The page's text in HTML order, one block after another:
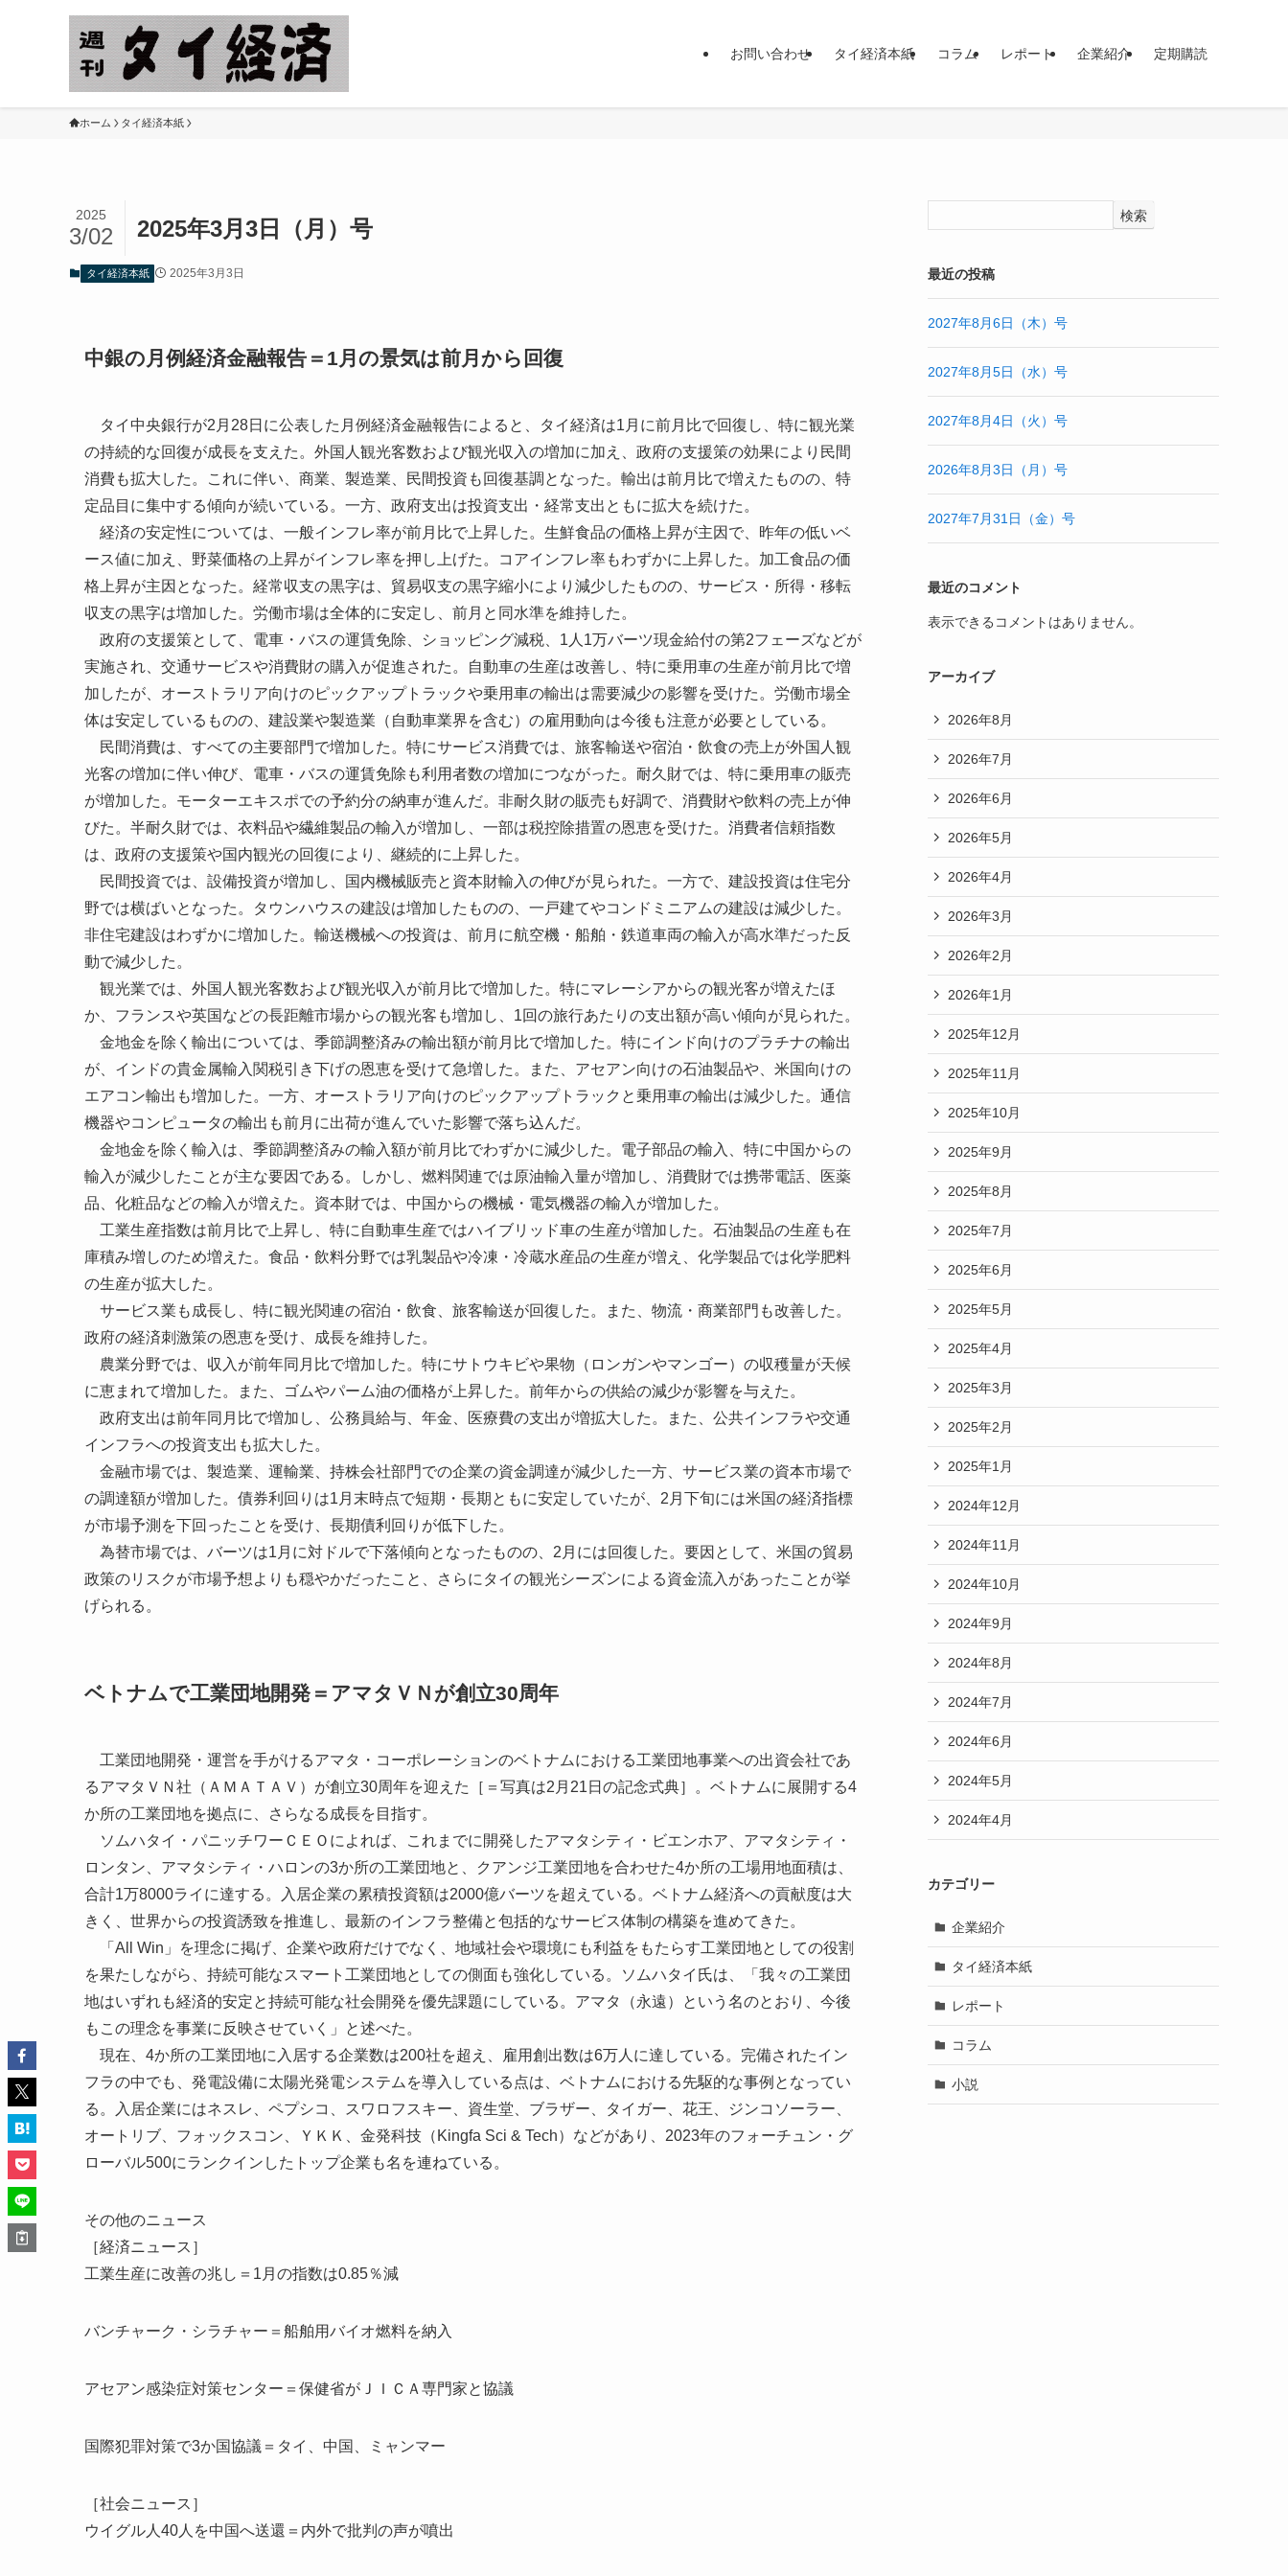
お問い合わせ タイ経済本紙 コラム レポート 企業紹介 定期購読
ホーム タイ経済本紙
2025年3月3日（月）号
2025
3/02
タイ経済本紙 2025年3月3日
中銀の月例経済金融報告＝1月の景気は前月から回復
タイ中央銀行が2月28日に公表した月例経済金融報告によると、タイ経済は1月に前月比で回復し、特に観光業
の持続的な回復が成長を支えた。外国人観光客数および観光収入の増加に加え、政府の支援策の効果により民間
消費も拡大した。これに伴い、商業、製造業、民間投資も回復基調となった。輸出は前月比で増えたものの、特
定品目に集中する傾向が続いている。一方、政府支出は投資支出・経常支出ともに拡大を続けた。
経済の安定性については、一般インフレ率が前月比で上昇した。生鮮食品の価格上昇が主因で、昨年の低いベ
ース値に加え、野菜価格の上昇がインフレ率を押し上げた。コアインフレ率もわずかに上昇した。加工食品の価
格上昇が主因となった。経常収支の黒字は、貿易収支の黒字縮小により減少したものの、サービス・所得・移転
収支の黒字は増加した。労働市場は全体的に安定し、前月と同水準を維持した。
政府の支援策として、電車・バスの運賃免除、ショッピング減税、1人1万バーツ現金給付の第2フェーズなどが
実施され、交通サービスや消費財の購入が促進された。自動車の生産は改善し、特に乗用車の生産が前月比で増
加したが、オーストラリア向けのピックアップトラックや乗用車の輸出は需要減少の影響を受けた。労働市場全
体は安定しているものの、建設業や製造業（自動車業界を含む）の雇用動向は今後も注意が必要としている。
民間消費は、すべての主要部門で増加した。特にサービス消費では、旅客輸送や宿泊・飲食の売上が外国人観
光客の増加に伴い伸び、電車・バスの運賃免除も利用者数の増加につながった。耐久財では、特に乗用車の販売
が増加した。モーターエキスポでの予約分の納車が進んだ。非耐久財の販売も好調で、消費財や飲料の売上が伸
びた。半耐久財では、衣料品や繊維製品の輸入が増加し、一部は税控除措置の恩恵を受けた。消費者信頼指数
は、政府の支援策や国内観光の回復により、継続的に上昇した。
民間投資では、設備投資が増加し、国内機械販売と資本財輸入の伸びが見られた。一方で、建設投資は住宅分
野では横ばいとなった。タウンハウスの建設は増加したものの、一戸建てやコンドミニアムの建設は減少した。
非住宅建設はわずかに増加した。輸送機械への投資は、前月に航空機・船舶・鉄道車両の輸入が高水準だった反
動で減少した。
観光業では、外国人観光客数および観光収入が前月比で増加した。特にマレーシアからの観光客が増えたほ
か、フランスや英国などの長距離市場からの観光客も増加し、1回の旅行あたりの支出額が高い傾向が見られた。
金地金を除く輸出については、季節調整済みの輸出額が前月比で増加した。特にインド向けのプラチナの輸出
が、インドの貴金属輸入関税引き下げの恩恵を受けて急増した。また、アセアン向けの石油製品や、米国向けの
エアコン輸出も増加した。一方、オーストラリア向けのピックアップトラックと乗用車の輸出は減少した。通信
機器やコンピュータの輸出も前月に出荷が進んでいた影響で落ち込んだ。
金地金を除く輸入は、季節調整済みの輸入額が前月比でわずかに減少した。電子部品の輸入、特に中国からの
輸入が減少したことが主な要因である。しかし、燃料関連では原油輸入量が増加し、消費財では携帯電話、医薬
品、化粧品などの輸入が増えた。資本財では、中国からの機械・電気機器の輸入が増加した。
工業生産指数は前月比で上昇し、特に自動車生産ではハイブリッド車の生産が増加した。石油製品の生産も在
庫積み増しのため増えた。食品・飲料分野では乳製品や冷凍・冷蔵水産品の生産が増え、化学製品では化学肥料
の生産が拡大した。
サービス業も成長し、特に観光関連の宿泊・飲食、旅客輸送が回復した。また、物流・商業部門も改善した。
政府の経済刺激策の恩恵を受け、成長を維持した。
農業分野では、収入が前年同月比で増加した。特にサトウキビや果物（ロンガンやマンゴー）の収穫量が天候
に恵まれて増加した。また、ゴムやパーム油の価格が上昇した。前年からの供給の減少が影響を与えた。
政府支出は前年同月比で増加し、公務員給与、年金、医療費の支出が増拡大した。また、公共インフラや交通
インフラへの投資支出も拡大した。
金融市場では、製造業、運輸業、持株会社部門での企業の資金調達が減少した一方、サービス業の資本市場で
の調達額が増加した。債券利回りは1月末時点で短期・長期ともに安定していたが、2月下旬には米国の経済指標
が市場予測を下回ったことを受け、長期債利回りが低下した。
為替市場では、バーツは1月に対ドルで下落傾向となったものの、2月には回復した。要因として、米国の貿易
政策のリスクが市場予想よりも穏やかだったこと、さらにタイの観光シーズンによる資金流入があったことが挙
げられる。
ベトナムで工業団地開発＝アマタＶＮが創立30周年
工業団地開発・運営を手がけるアマタ・コーポレーションのベトナムにおける工業団地事業への出資会社であ
るアマタＶＮ社（ＡＭＡＴＡＶ）が創立30周年を迎えた［＝写真は2月21日の記念式典］。ベトナムに展開する4
か所の工業団地を拠点に、さらなる成長を目指す。
ソムハタイ・パニッチワーＣＥＯによれば、これまでに開発したアマタシティ・ビエンホア、アマタシティ・
ロンタン、アマタシティ・ハロンの3か所の工業団地と、クアンジ工業団地を合わせた4か所の工場用地面積は、
合計1万8000ライに達する。入居企業の累積投資額は2000億バーツを超えている。ベトナム経済への貢献度は大
きく、世界からの投資誘致を推進し、最新のインフラ整備と包括的なサービス体制の構築を進めてきた。
「All Win」を理念に掲げ、企業や政府だけでなく、地域社会や環境にも利益をもたらす工業団地としての役割
を果たしながら、持続可能なスマート工業団地としての側面も強化している。ソムハタイ氏は、「我々の工業団
地はいずれも経済的安定と持続可能な社会開発を優先課題にしている。アマタ（永遠）という名のとおり、今後
もこの理念を事業に反映させていく」と述べた。
現在、4か所の工業団地に入居する企業数は200社を超え、雇用創出数は6万人に達している。完備されたイン
フラの中でも、発電設備に太陽光発電システムを導入している点は、ベトナムにおける先駆的な事例となってい
る。入居企業にはネスレ、ペプシコ、スワロフスキー、資生堂、ブラザー、タイガー、花王、ジンコソーラー、
オートリブ、フォックスコン、ＹＫＫ、金発科技（Kingfa Sci & Tech）などがあり、2023年のフォーチュン・グ
ローバル500にランクインしたトップ企業も名を連ねている。
その他のニュース
［経済ニュース］
工業生産に改善の兆し＝1月の指数は0.85％減
バンチャーク・シラチャー＝船舶用バイオ燃料を納入
アセアン感染症対策センター＝保健省がＪＩＣＡ専門家と協議
国際犯罪対策で3か国協議＝タイ、中国、ミャンマー
［社会ニュース］
ウイグル人40人を中国へ送還＝内外で批判の声が噴出
検索
最近の投稿
2027年8月6日（木）号
2027年8月5日（水）号
2027年8月4日（火）号
2026年8月3日（月）号
2027年7月31日（金）号
最近のコメント
表示できるコメントはありません。
アーカイブ
2026年8月
2026年7月
2026年6月
2026年5月
2026年4月
2026年3月
2026年2月
2026年1月
2025年12月
2025年11月
2025年10月
2025年9月
2025年8月
2025年7月
2025年6月
2025年5月
2025年4月
2025年3月
2025年2月
2025年1月
2024年12月
2024年11月
2024年10月
2024年9月
2024年8月
2024年7月
2024年6月
2024年5月
2024年4月
カテゴリー
企業紹介
タイ経済本紙
レポート
コラム
小説